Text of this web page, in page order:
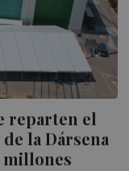
reparten el
la Dársena
millones